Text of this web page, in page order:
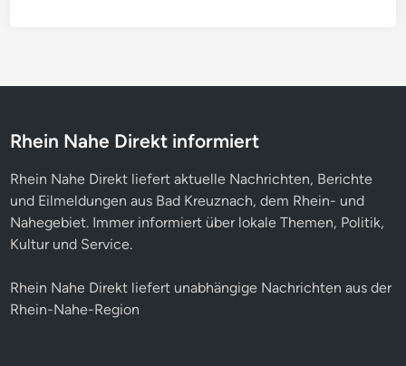
Rhein Nahe Direkt informiert
Rhein Nahe Direkt liefert aktuelle Nachrichten, Berichte
und Eilmeldungen aus Bad Kreuznach, dem Rhein- und
Nahegebiet. Immer informiert über lokale Themen, Politik,
Kultur und Service.
Rhein Nahe Direkt liefert unabhängige Nachrichten aus der
Rhein-Nahe-Region